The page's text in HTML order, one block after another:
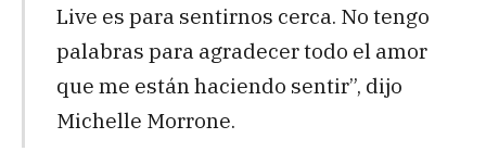
Live es para sentirnos cerca. No tengo
palabras para agradecer todo el amor
que me están haciendo sentir”, dijo
Michelle Morrone.